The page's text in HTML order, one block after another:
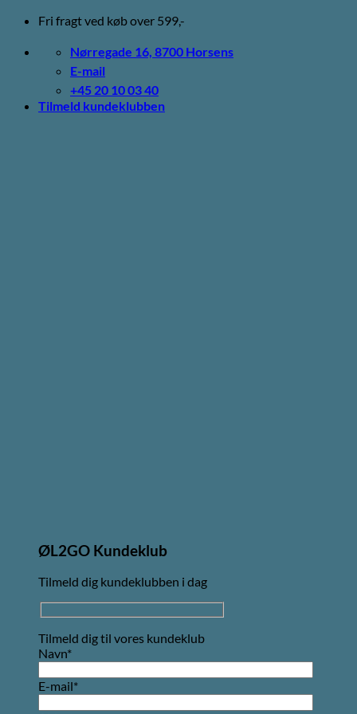
Fortsæt
indhold
Fri fragt ved køb over 599,-
Nørregade 16, 8700 Horsens
E-mail
+45 20 10 03 40
Tilmeld kundeklubben
ØL2GO Kundeklub
Tilmeld dig kundeklubben i dag
Tilmeld dig til vores kundeklub
Navn*
E-mail*